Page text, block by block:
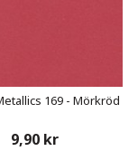
169 - Mörkröd
9,90 kr